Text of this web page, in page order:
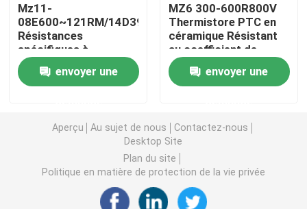
Thermistance de SMD NTC
Le thermistore NTC de puissance
Varistance CMS
Mz11-
08E600~121RM/14D391
Résistances
spécifiques à
l'instrument électrique
envoyer une
MZ6 300-600R800V
Thermistore PTC en
céramique Résistant
au coefficient de
température positive
pour les ballasts
envoyer une
Aperçu Au sujet de nous
Contactez-nous
Desktop Site
Plan du site
Politique en matière de protection de la vie privée